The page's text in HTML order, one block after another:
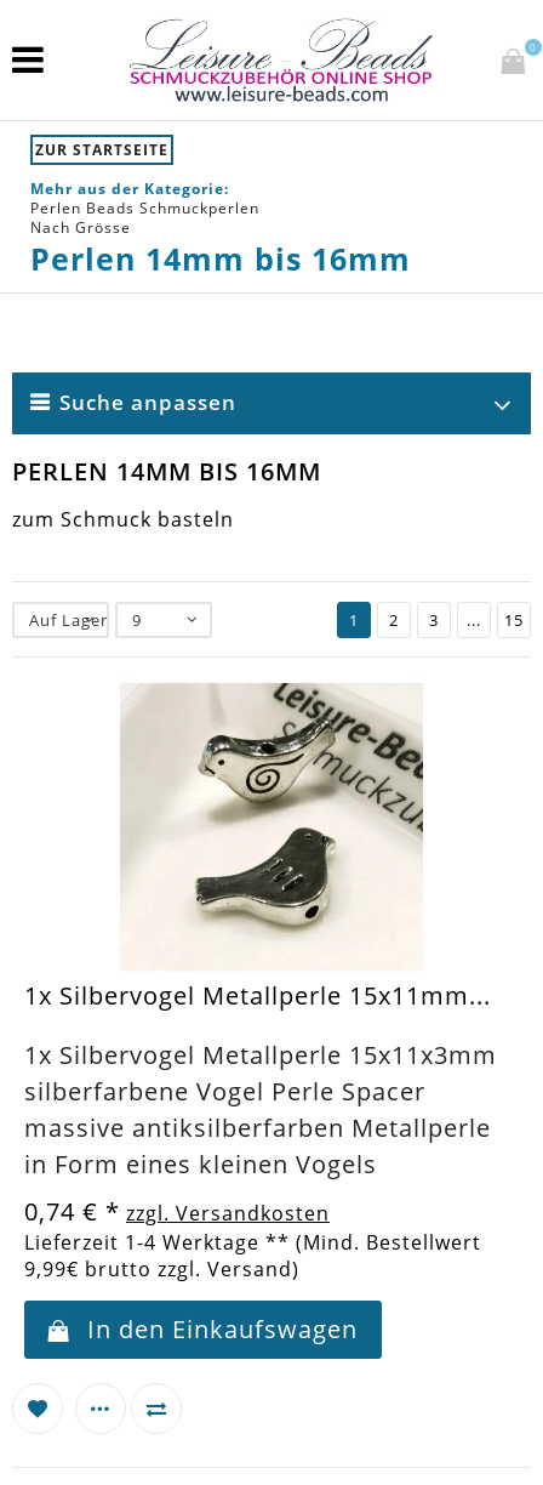
0
ZUR STARTSEITE
Mehr aus der Kategorie:
Perlen Beads Schmuckperlen
Nach Grösse
Perlen 14mm bis 16mm
Suche anpassen
PERLEN 14MM BIS 16MM
zum Schmuck basteln
Auf Lager 9 1 2 3 ... 15
1x Silbervogel Metallperle 15x11mm...
1x Silbervogel Metallperle 15x11x3mm
silberfarbene Vogel Perle Spacer
massive antiksilberfarben Metallperle
in Form eines kleinen Vogels
0,74 € * zzgl. Versandkosten
Lieferzeit 1-4 Werktage ** (Mind. Bestellwert
9,99€ brutto zzgl. Versand)
In den Einkaufswagen